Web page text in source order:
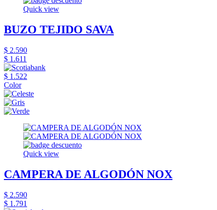
Quick view
BUZO TEJIDO SAVA
$ 2.590
$ 1.611
$ 1.522
Color
Quick view
CAMPERA DE ALGODÓN NOX
$ 2.590
$ 1.791